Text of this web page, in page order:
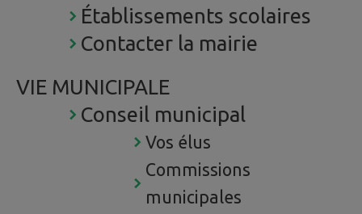
Établissements scolaires
Contacter la mairie
VIE MUNICIPALE
Conseil municipal
Vos élus
Commissions
municipales